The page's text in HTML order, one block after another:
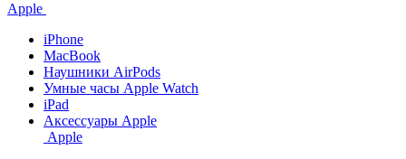
Apple
iPhone
MacBook
Наушники AirPods
Умные часы Apple Watch
iPad
Аксессуары Apple
Apple